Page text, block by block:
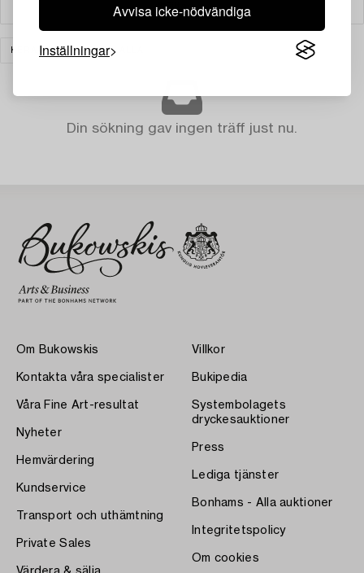
Avvisa icke-nödvändiga
Inställningar
Filter
KERAMIK RENSA ALLA
Din sökning gav ingen träff just nu.
Om Bukowskis
Kontakta våra specialister
Våra Fine Art-resultat
Nyheter
Hemvärdering
Kundservice
Transport och uthämtning
Private Sales
Villkor
Bukipedia
Systembolagets
dryckesauktioner
Press
Lediga tjänster
Bonhams - Alla auktioner
Integritetspolicy
Om cookies